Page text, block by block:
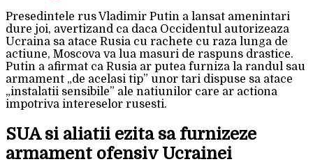
Presedintele rus Vladimir Putin a lansat amenintari
dure joi, avertizand ca daca Occidentul autorizeaza
Ucraina sa atace Rusia cu rachete cu raza lunga de
actiune, Moscova va lua masuri de raspuns drastice.
Putin a afirmat ca Rusia ar putea furniza la randul sau
armament „de acelasi tip” unor tari dispuse sa atace
„instalatii sensibile” ale natiunilor care ar actiona
impotriva intereselor rusesti.
SUA si aliatii ezita sa furnizeze
armament ofensiv Ucrainei